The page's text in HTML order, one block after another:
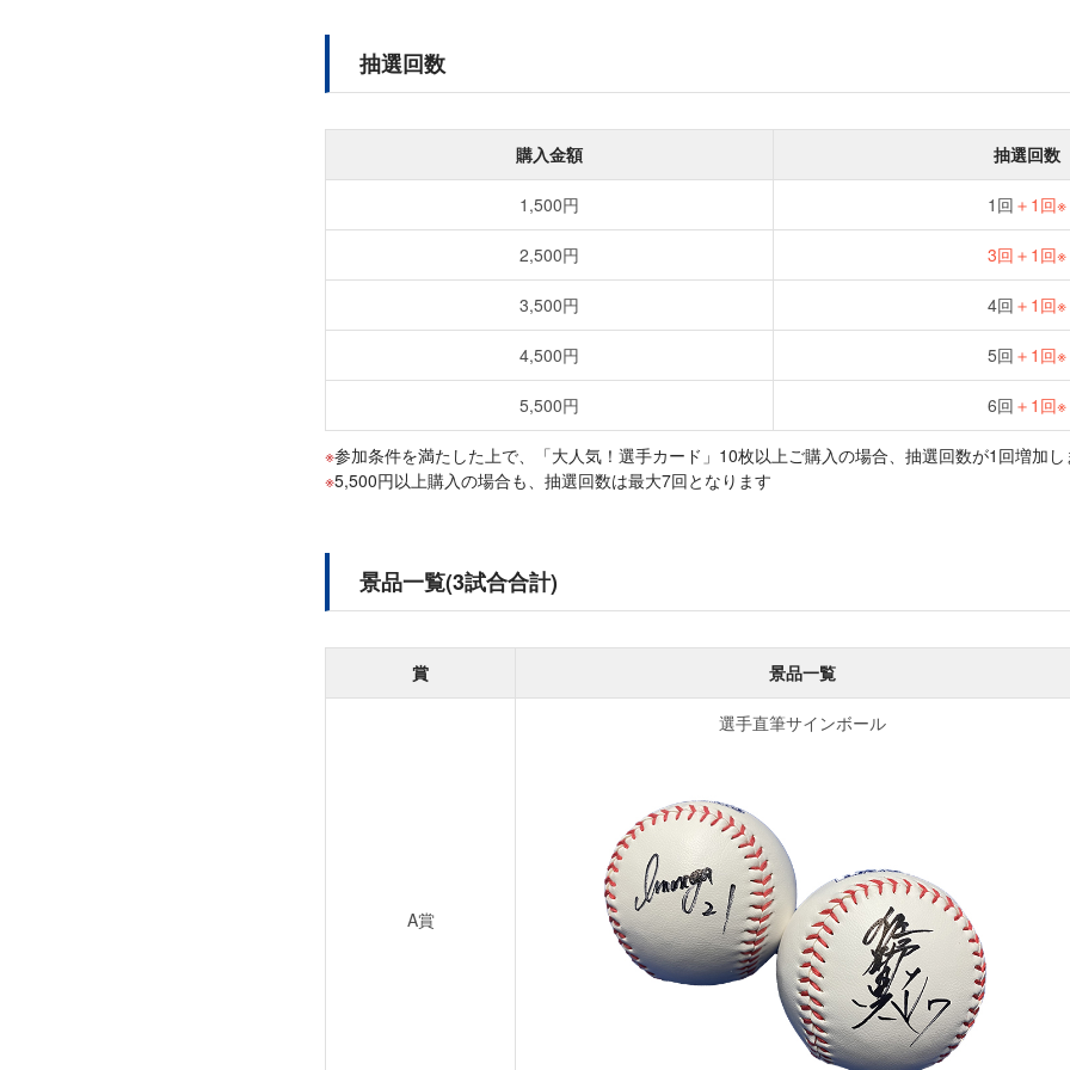
抽選回数
購入金額 抽選回数
1,500円 1回 ＋1回※
2,500円 3回＋1回※
3,500円 4回 ＋1回※
4,500円 5回 ＋1回※
5,500円 6回 ＋1回※
参加条件を満たした上で、「大人気！選手カード」10枚以上ご購入の場合、抽選回数が1回増加し
5,500円以上購入の場合も、抽選回数は最大7回となります
景品一覧(3試合合計)
賞 景品一覧
A賞
選手直筆サインボール